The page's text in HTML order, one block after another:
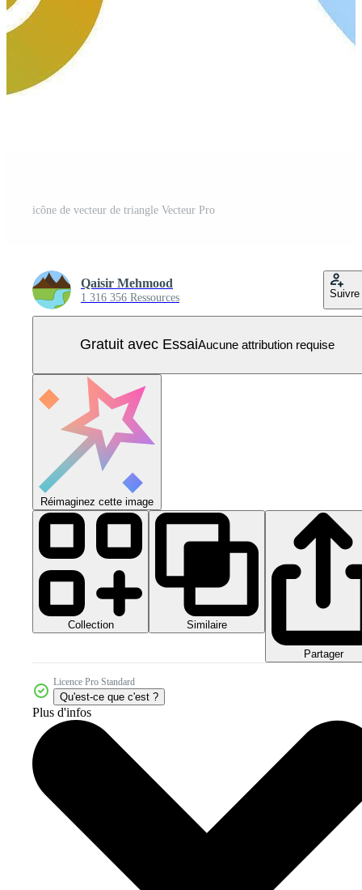
icône de vecteur de triangle Vecteur Pro
Qaisir Mehmood
1 316 356 Ressources Suivre
Gratuit avec EssaiAucune attribution requise
Réimaginez cette image
Collection Similaire
Partager
Licence Pro Standard
Qu'est-ce que c'est ?
Plus d'infos